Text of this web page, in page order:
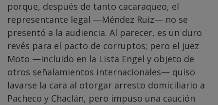
porque, después de tanto cacaraqueo, el
representante legal —Méndez Ruiz— no se
presentó a la audiencia. Al parecer, es un duro
revés para el pacto de corruptos; pero el juez
Moto —incluido en la Lista Engel y objeto de
otros señalamientos internacionales— quiso
lavarse la cara al otorgar arresto domiciliario a
Pacheco y Chaclán, pero impuso una caución